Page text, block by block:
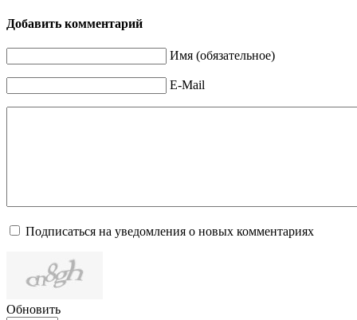
Добавить комментарий
Имя (обязательное)
E-Mail
Подписаться на уведомления о новых комментариях
Обновить